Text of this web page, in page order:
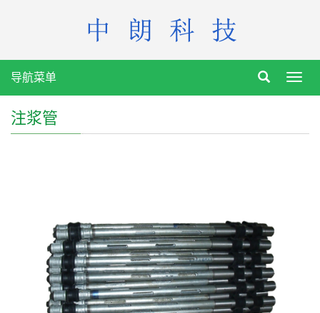
导航菜单
注浆管